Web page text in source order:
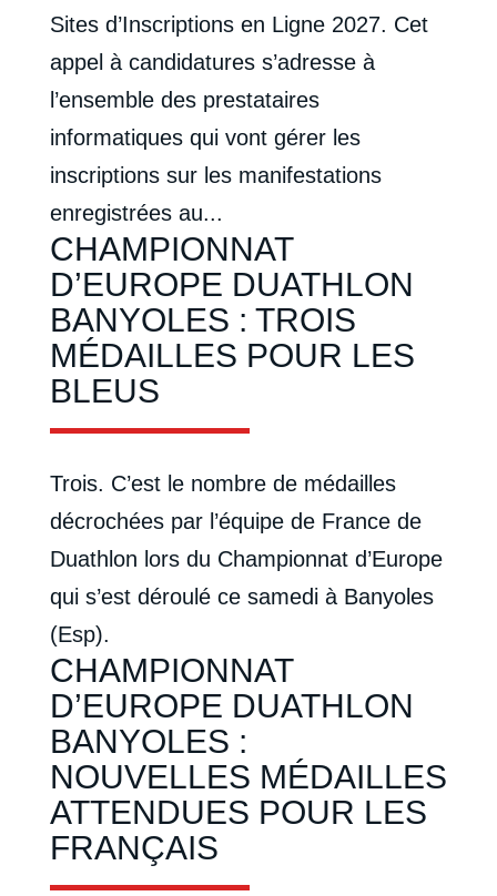
Sites d’Inscriptions en Ligne 2027. Cet
appel à candidatures s’adresse à
l’ensemble des prestataires
informatiques qui vont gérer les
inscriptions sur les manifestations
enregistrées au...
CHAMPIONNAT
D’EUROPE DUATHLON
BANYOLES : TROIS
MÉDAILLES POUR LES
BLEUS
Trois. C’est le nombre de médailles
décrochées par l’équipe de France de
Duathlon lors du Championnat d’Europe
qui s’est déroulé ce samedi à Banyoles
(Esp).
CHAMPIONNAT
D’EUROPE DUATHLON
BANYOLES :
NOUVELLES MÉDAILLES
ATTENDUES POUR LES
FRANÇAIS